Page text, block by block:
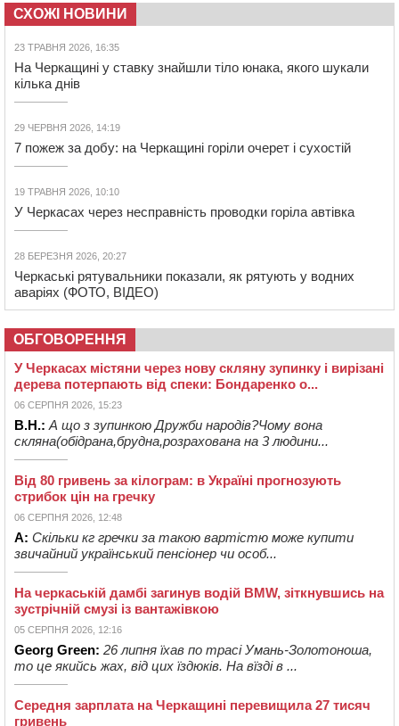
СХОЖІ НОВИНИ
23 ТРАВНЯ 2026, 16:35
На Черкащині у ставку знайшли тіло юнака, якого шукали
кілька днів
29 ЧЕРВНЯ 2026, 14:19
7 пожеж за добу: на Черкащині горіли очерет і сухостій
19 ТРАВНЯ 2026, 10:10
У Черкасах через несправність проводки горіла автівка
28 БЕРЕЗНЯ 2026, 20:27
Черкаські рятувальники показали, як рятують у водних
аваріях (ФОТО, ВІДЕО)
ОБГОВОРЕННЯ
У Черкасах містяни через нову скляну зупинку і вирізані
дерева потерпають від спеки: Бондаренко о...
06 СЕРПНЯ 2026, 15:23
В.Н.: А що з зупинкою Дружби народів?Чому вона
скляна(обідрана,брудна,розрахована на 3 людини...
Від 80 гривень за кілограм: в Україні прогнозують
стрибок цін на гречку
06 СЕРПНЯ 2026, 12:48
А: Скільки кг гречки за такою вартістю може купити
звичайний український пенсіонер чи особ...
На черкаській дамбі загинув водій BMW, зіткнувшись на
зустрічній смузі із вантажівкою
05 СЕРПНЯ 2026, 12:16
Georg Green: 26 липня їхав по трасі Умань-Золотоноша,
то це якийсь жах, від цих їздюків. На вїзді в ...
Середня зарплата на Черкащині перевищила 27 тисяч
гривень